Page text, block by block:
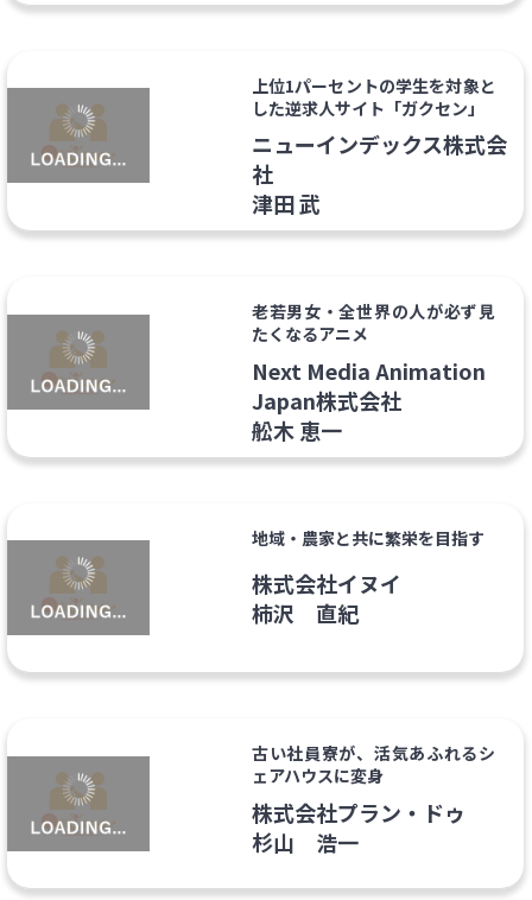
上位1パーセントの学生を対象と
した逆求人サイト「ガクセン」
ニューインデックス株式会
社
津田 武
老若男女・全世界の人が必ず見
たくなるアニメ
Next Media Animation
Japan株式会社
舩木 恵一
地域・農家と共に繁栄を目指す
株式会社イヌイ
柿沢 直紀
古い社員寮が、活気あふれるシ
ェアハウスに変身
株式会社プラン・ドゥ
杉山 浩一